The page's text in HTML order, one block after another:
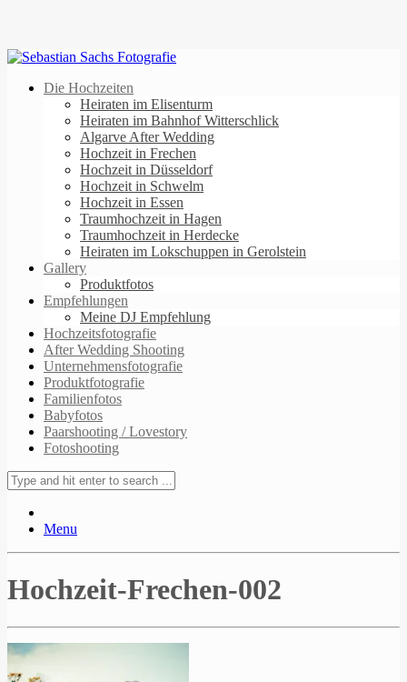
Die Hochzeiten
Heiraten im Elisenturm
Heiraten im Bahnhof Witterschlick
Algarve After Wedding
Hochzeit in Frechen
Hochzeit in Düsseldorf
Hochzeit in Schwelm
Hochzeit in Essen
Traumhochzeit in Hagen
Traumhochzeit in Herdecke
Heiraten im Lokschuppen in Gerolstein
Gallery
Produktfotos
Empfehlungen
Meine DJ Empfehlung
Hochzeitsfotografie
After Wedding Shooting
Unternehmensfotografie
Produktfotografie
Familienfotos
Babyfotos
Paarshooting / Lovestory
Fotoshooting
Menu
Hochzeit-Frechen-002